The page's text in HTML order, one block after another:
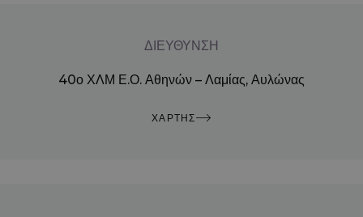
ΔΙΕΥΘΥΝΣΗ
40ο ΧΛΜ Ε.Ο. Αθηνών – Λαμίας, Αυλώνας
ΧΑΡΤΗΣ